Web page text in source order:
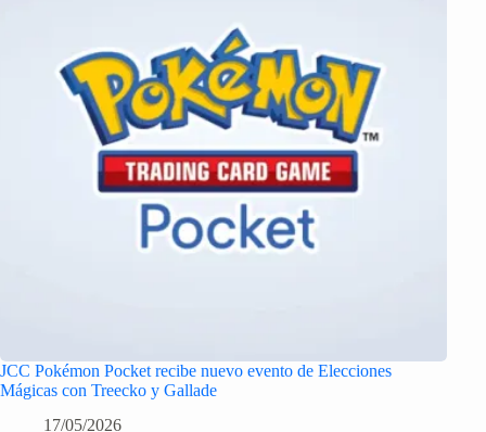
JCC Pokémon Pocket recibe nuevo evento de Elecciones
Mágicas con Treecko y Gallade
17/05/2026